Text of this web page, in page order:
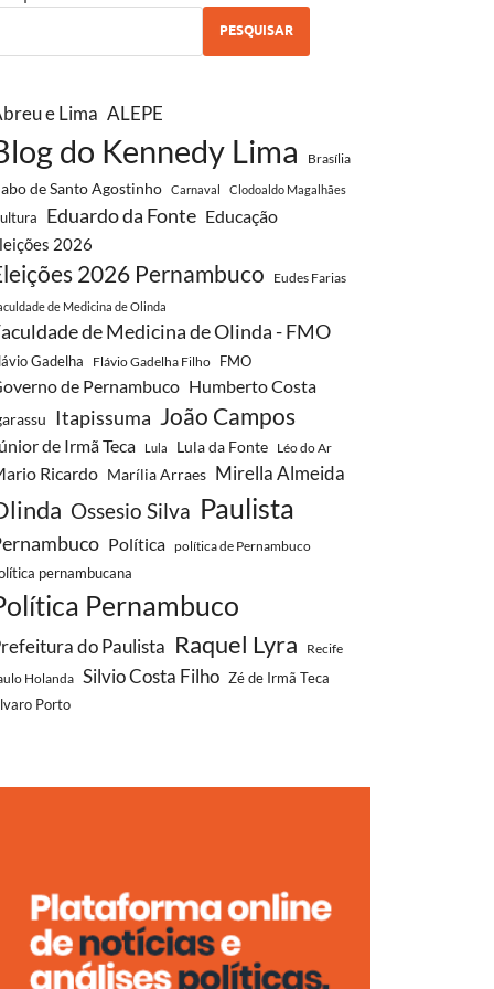
PESQUISAR
e Lima ALEPE
do Kennedy Lima Brasília
de Santo Agostinho Carnaval Clodoaldo Magalhães
Eduardo da Fonte Educação
2026
2026 Pernambuco Eudes Farias
de Medicina de Olinda
de Medicina de Olinda - FMO
Gadelha Flávio Gadelha Filho FMO
de Pernambuco Humberto Costa
Itapissuma João Campos
de Irmã Teca Lula Lula da Fonte Léo do Ar
Ricardo Marília Arraes Mirella Almeida
Ossesio Silva Paulista
Política política de Pernambuco
pernambucana
Pernambuco
do Paulista Raquel Lyra
Recife
Holanda Silvio Costa Filho Zé de Irmã Teca
Porto